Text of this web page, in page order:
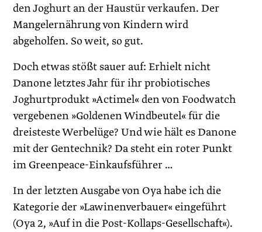
den Joghurt an der Haustür verkaufen. Der
Mangelernährung von Kindern wird
abgeholfen. So weit, so gut.
Doch etwas stößt sauer auf: Erhielt nicht
Danone letztes Jahr für ihr probiotisches
Joghur­tprodukt »Actimel« den von Foodwatch
vergebenen »Goldenen Windbeutel« für die
dreisteste Werbelüge? Und wie hält es Danone
mit der Gentechnik? Da steht ein roter Punkt
im Greenpeace-Einkaufsführer …
In der letzten Ausgabe von Oya habe ich die
Kategorie der »Lawinenverbauer« eingeführt
(Oya 2, »Auf in die Post-Kollaps-Gesellschaft«).